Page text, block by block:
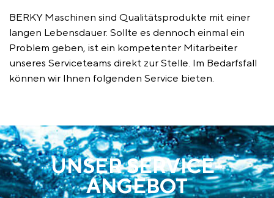
BERKY Maschinen sind Qualitätsprodukte mit einer
langen Lebensdauer. Sollte es dennoch einmal ein
Problem geben, ist ein kompetenter Mitarbeiter
unseres Serviceteams direkt zur Stelle. Im Bedarfsfall
können wir Ihnen folgenden Service bieten.
UNSER SERVICE-
ANGEBOT